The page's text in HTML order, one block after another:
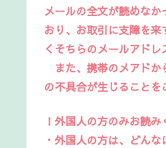
メールの全文が読めな
おり、お取引に支障を
くそちらのメールアドレ
また、携帯のメアドか
の不具合が生じることを
！外国人の方のみお読
・外国人の方は、どん